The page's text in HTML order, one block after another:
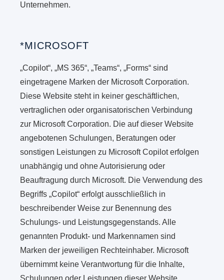
Unternehmen.
*MICROSOFT
„Copilot“, „MS 365“, „Teams“, „Forms“ sind
eingetragene Marken der Microsoft Corporation.
Diese Website steht in keiner geschäftlichen,
vertraglichen oder organisatorischen Verbindung
zur Microsoft Corporation. Die auf dieser Website
angebotenen Schulungen, Beratungen oder
sonstigen Leistungen zu Microsoft Copilot erfolgen
unabhängig und ohne Autorisierung oder
Beauftragung durch Microsoft. Die Verwendung des
Begriffs „Copilot“ erfolgt ausschließlich in
beschreibender Weise zur Benennung des
Schulungs- und Leistungsgegenstands. Alle
genannten Produkt- und Markennamen sind
Marken der jeweiligen Rechteinhaber. Microsoft
übernimmt keine Verantwortung für die Inhalte,
Schulungen oder Leistungen dieser Website.